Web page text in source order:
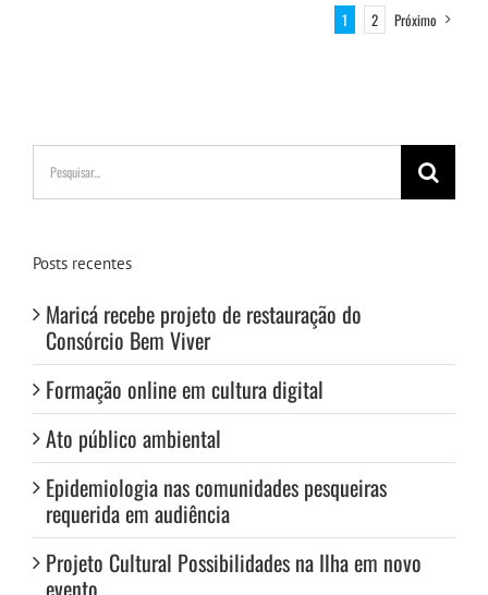
1 2 Próximo
Buscar
resultados
para:
Posts recentes
Maricá recebe projeto de restauração do
Consórcio Bem Viver
Formação online em cultura digital
Ato público ambiental
Epidemiologia nas comunidades pesqueiras
requerida em audiência
Projeto Cultural Possibilidades na Ilha em novo
evento